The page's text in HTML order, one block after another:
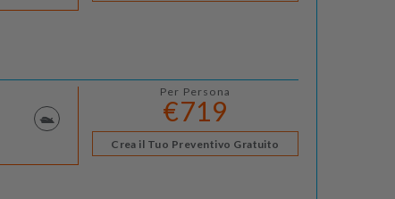
Per Persona
€719
Crea il Tuo Preventivo Gratuito